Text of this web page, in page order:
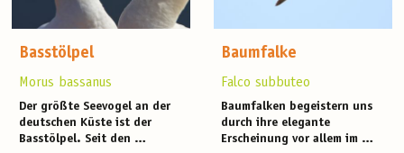
Basstölpel
Morus bassanus
Der größte Seevogel an der
deutschen Küste ist der
Basstölpel. Seit den …
Baumfalke
Falco subbuteo
Baumfalken begeistern uns
durch ihre elegante
Erscheinung vor allem im …